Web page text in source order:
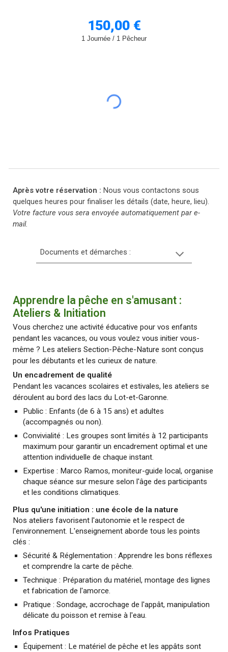
150,00 €
1 Journée / 1 Pêcheur
Après votre réservation : Nous vous contactons sous
quelques heures pour finaliser les détails (date, heure, lieu).
Votre facture vous sera envoyée automatiquement par e-
mail.
Documents et démarches :
Apprendre la pêche en s'amusant :
Ateliers & Initiation
Vous cherchez une activité éducative pour vos enfants
pendant les vacances, ou vous voulez vous initier vous-
même ? Les ateliers Section-Pêche-Nature sont conçus
pour les débutants et les curieux de nature.
Un encadrement de qualité
Pendant les vacances scolaires et estivales, les ateliers se
déroulent au bord des lacs du Lot-et-Garonne.
Public : Enfants (de 6 à 15 ans) et adultes
(accompagnés ou non).
Convivialité : Les groupes sont limités à 12 participants
maximum pour garantir un encadrement optimal et une
attention individuelle de chaque instant.
Expertise : Marco Ramos, moniteur-guide local, organise
chaque séance sur mesure selon l'âge des participants
et les conditions climatiques.
Plus qu'une initiation : une école de la nature
Nos ateliers favorisent l'autonomie et le respect de
l'environnement. L'enseignement aborde tous les points
clés :
Sécurité & Réglementation : Apprendre les bons réflexes
et comprendre la carte de pêche.
Technique : Préparation du matériel, montage des lignes
et fabrication de l'amorce.
Pratique : Sondage, accrochage de l'appât, manipulation
délicate du poisson et remise à l'eau.
Infos Pratiques
Équipement : Le matériel de pêche et les appâts sont